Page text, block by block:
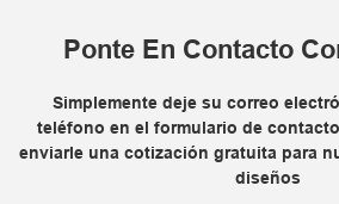
Ponte En Contacto
Simplemente deje su correo
teléfono en el formulario de
enviarle una cotización gratuita para
diseños